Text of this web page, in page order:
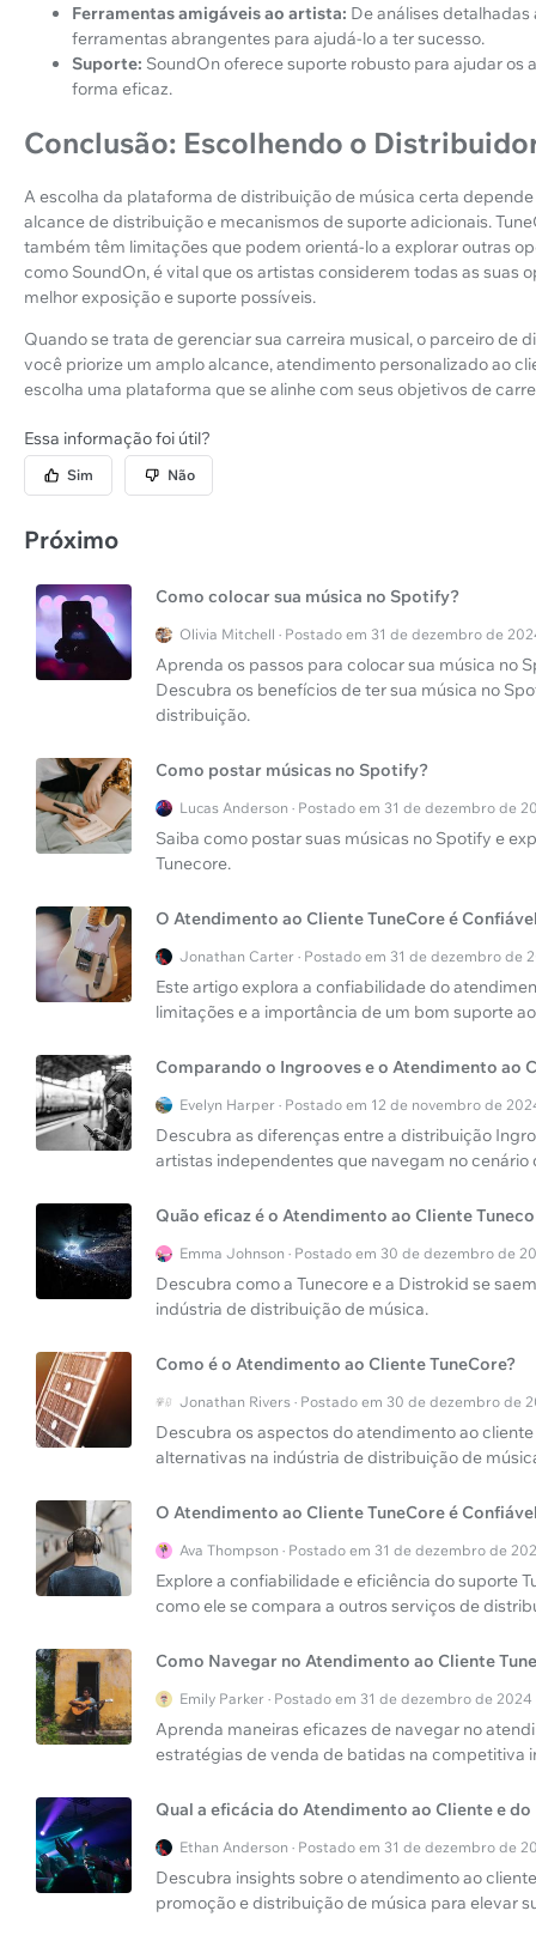
Ferramentas amigáveis ao artista: De análises
ferramentas abrangentes para ajudá-lo a ter sucesso.
Suporte: SoundOn oferece suporte robusto para ajudar
forma eficaz.
Conclusão: Escolhendo o
A escolha da plataforma de distribuição de música certa
alcance de distribuição e mecanismos de suporte adicionais.
também têm limitações que podem orientá-lo a explorar outras
como SoundOn, é vital que os artistas considerem todas as suas
melhor exposição e suporte possíveis.
Quando se trata de gerenciar sua carreira musical, o parceiro de
você priorize um amplo alcance, atendimento personalizado ao
escolha uma plataforma que se alinhe com seus objetivos de
Essa informação foi útil?
Sim Não
Próximo
Como colocar sua música no Spotify?
Olivia Mitchell · Postado em 31 de dezembro de
Aprenda os passos para colocar sua música no
Descubra os benefícios de ter sua música no
distribuição.
Como postar músicas no Spotify?
Lucas Anderson · Postado em 31 de dezembro de
Saiba como postar suas músicas no Spotify e
Tunecore.
O Atendimento ao Cliente TuneCore é
Jonathan Carter · Postado em 31 de dezembro de
Este artigo explora a confiabilidade do
limitações e a importância de um bom suporte
Comparando o Ingrooves e o Atendimento ao
Evelyn Harper · Postado em 12 de novembro de
Descubra as diferenças entre a distribuição
artistas independentes que navegam no
Quão eficaz é o Atendimento ao Cliente
Emma Johnson · Postado em 30 de dezembro de
Descubra como a Tunecore e a Distrokid se
indústria de distribuição de música.
Como é o Atendimento ao Cliente TuneCore?
Jonathan Rivers · Postado em 30 de dezembro de
Descubra os aspectos do atendimento ao
alternativas na indústria de distribuição de
O Atendimento ao Cliente TuneCore é
Ava Thompson · Postado em 31 de dezembro de
Explore a confiabilidade e eficiência do suporte
como ele se compara a outros serviços de
Como Navegar no Atendimento ao Cliente
Emily Parker · Postado em 31 de dezembro de 2024
Aprenda maneiras eficazes de navegar no
estratégias de venda de batidas na competitiva
Qual a eficácia do Atendimento ao Cliente e
Ethan Anderson · Postado em 31 de dezembro de
Descubra insights sobre o atendimento ao
promoção e distribuição de música para elevar